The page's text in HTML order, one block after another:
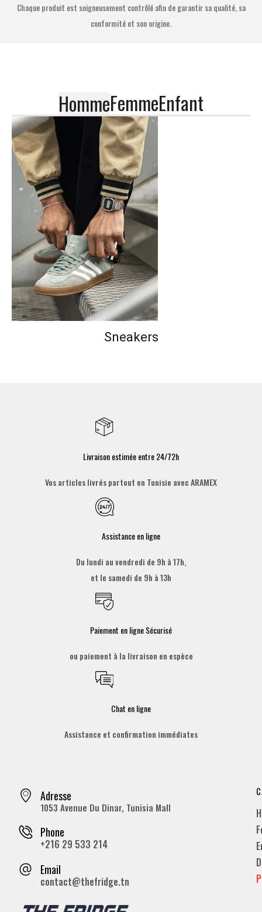
Chaque produit est soigneusement contrôlé afin de garantir sa qualité, sa
conformité et son origine.
HommeFemmeEnfant
Sneakers
Livraison estimée entre 24/72h
Vos articles livrés partout en Tunisie avec ARAMEX
Assistance en ligne
Du lundi au vendredi de 9h à 17h,
et le samedi de 9h à 13h
Paiement en ligne Sécurisé
ou paiement à la livraison en espèce
Chat en ligne
Assistance et confirmation immédiates
Adresse
1053 Avenue Du Dinar, Tunisia Mall
Phone
+216 29 533 214
Email
contact@thefridge.tn